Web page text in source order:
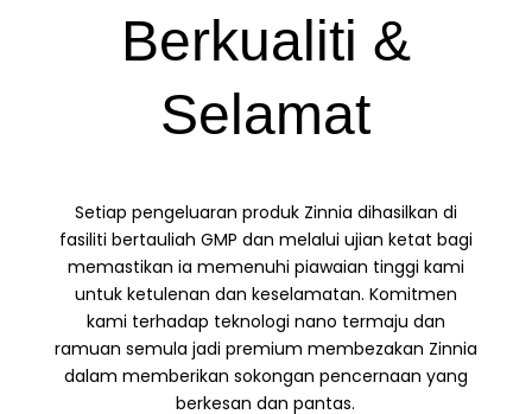
Berkualiti &
Selamat
Setiap pengeluaran produk Zinnia dihasilkan di
fasiliti bertauliah GMP dan melalui ujian ketat bagi
memastikan ia memenuhi piawaian tinggi kami
untuk ketulenan dan keselamatan. Komitmen
kami terhadap teknologi nano termaju dan
ramuan semula jadi premium membezakan Zinnia
dalam memberikan sokongan pencernaan yang
berkesan dan pantas.